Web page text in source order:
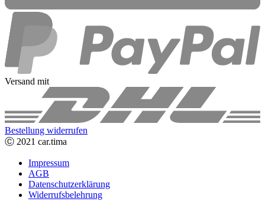
Versand mit
Bestellung widerrufen
Ⓒ 2021 car.tima
Impressum
AGB
Datenschutzerklärung
Widerrufsbelehrung